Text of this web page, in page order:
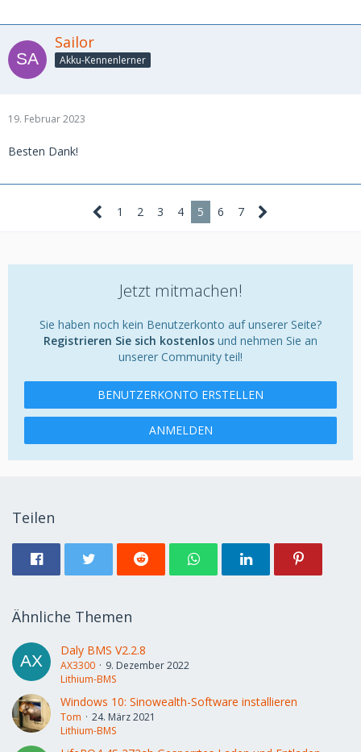
Sailor
Akku-Kennenlerner
19. Februar 2023
Besten Dank!
1 2 3 4 5 6 7
Jetzt mitmachen!
Sie haben noch kein Benutzerkonto auf unserer Seite?
Registrieren Sie sich kostenlos und nehmen Sie an
unserer Community teil!
BENUTZERKONTO ERSTELLEN
ANMELDEN
Teilen
Ähnliche Themen
Daly BMS V2.2.8
AX3300
9. Dezember 2022
Lithium-BMS
Windows 10: Sinowealth-Software installieren
Tom
24. März 2021
Lithium-BMS